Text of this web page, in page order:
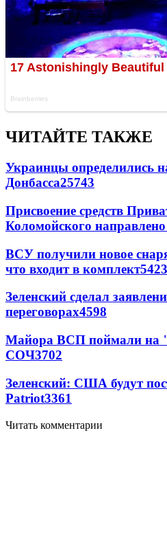
ЧИТАЙТЕ ТАКЖЕ
Украинцы определились
Донбасса25743
Присвоение средств
Коломойского направлено
ВСУ получили новое
что входит в комплект5423
Зеленский сделал
переговорах4598
Майора ВСП поймали на
СОЧ3702
Зеленский: США будут
Patriot3361
Читать комментарии